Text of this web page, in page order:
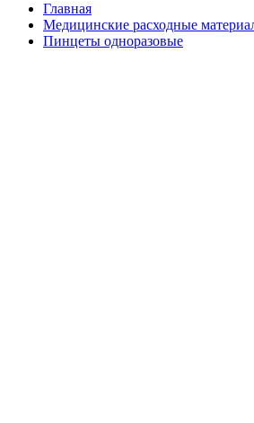
Главная
Медицинские расходные
Пинцеты одноразовые